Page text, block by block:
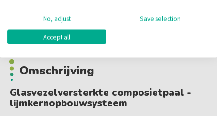
Omschrijving
Omschrijving
Glasvezelversterkte composietpaal -
lijmkernopbouwsysteem
No, adjust Save selection
Accept all